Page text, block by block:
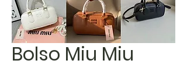
Bolso Miu Miu